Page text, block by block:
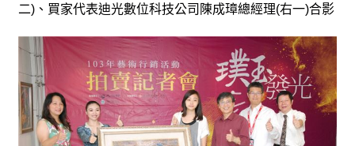
二) 、買家代表迪光數位科技公司陳成璋總經理(右一)合影